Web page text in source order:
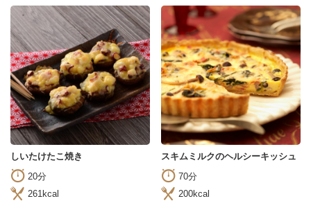
しいたけたこ焼き
20分
261kcal
スキムミルクのヘルシーキッシュ
70分
200kcal